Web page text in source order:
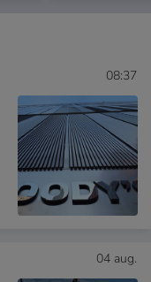
08:37
04 aug.